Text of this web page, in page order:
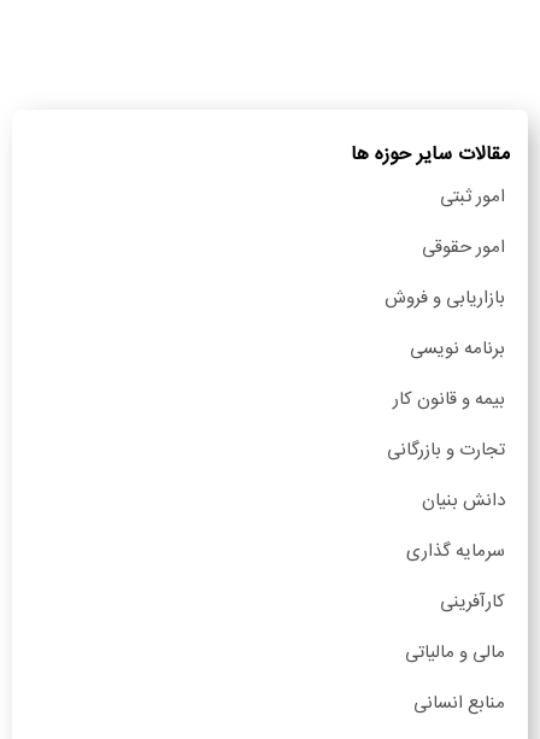
مقالات سایر حوزه ها
امور ثبتی
امور حقوقی
بازاریابی و فروش
برنامه نویسی
بیمه و قانون کار
تجارت و بازرگانی
دانش بنیان
سرمایه گذاری
کارآفرینی
مالی و مالیاتی
منابع انسانی